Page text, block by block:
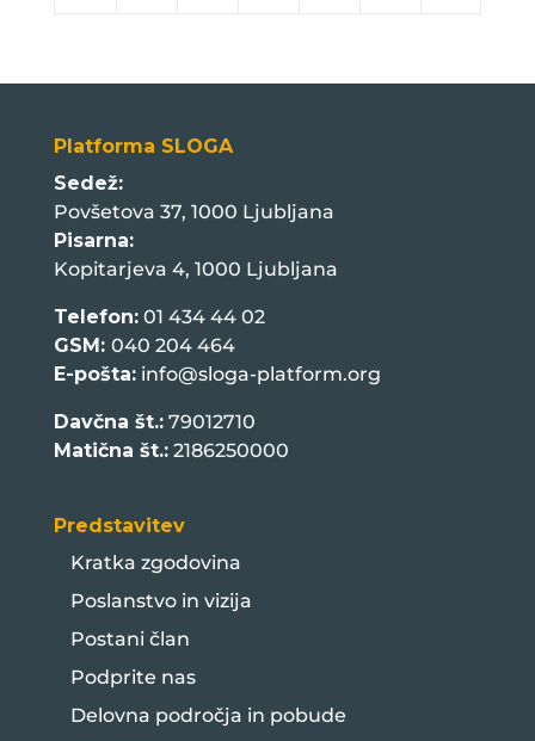
Platforma SLOGA
Sedež:
Povšetova 37, 1000 Ljubljana
Pisarna:
Kopitarjeva 4, 1000 Ljubljana
Telefon:01 434 44 02
GSM: 040 204 464
E-pošta: info@sloga-platform.org
Davčna št.:79012710
Matična št.:2186250000
Predstavitev
Kratka zgodovina
Poslanstvo in vizija
Postani član
Podprite nas
Delovna področja in pobude